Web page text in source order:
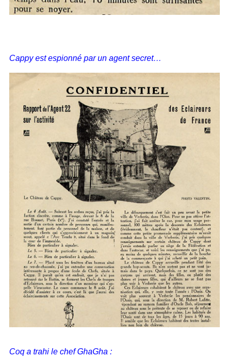
Cappy est espionné par un agent secret…
Coq a trahi le chef GhaGha :